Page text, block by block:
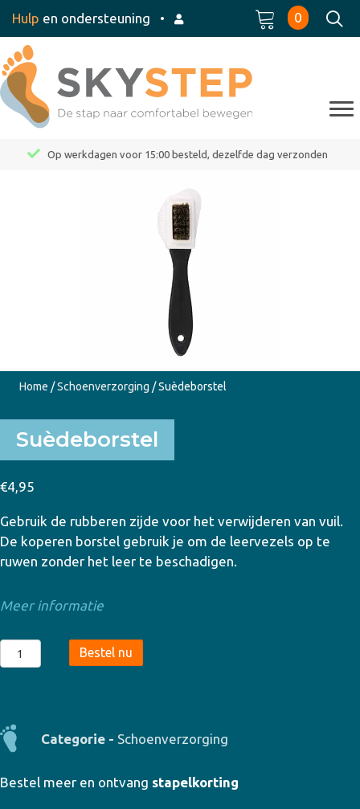
Hulp en ondersteuning • 0
Op werkdagen voor 15:00 besteld, dezelfde dag verzonden
Home /Schoenverzorging / Suèdeborstel
Suèdeborstel
€4,95
Gebruik de rubberen zijde voor het verwijderen van vuil.
De koperen borstel gebruik je om de leervezels op te
ruwen zonder het leer te beschadigen.
Meer informatie
Suèdeborstel
aantal
Bestel nu
Categorie - Schoenverzorging
Bestel meer en ontvang stapelkorting